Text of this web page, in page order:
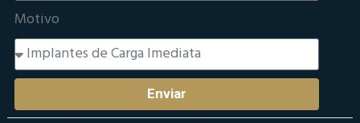
Motivo
Enviar